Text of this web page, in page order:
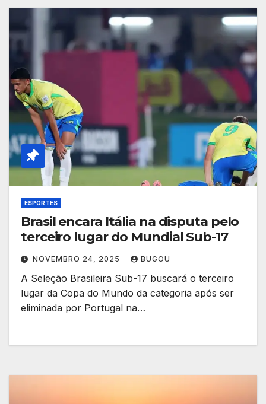
ESPORTES
Brasil encara Itália na disputa pelo
terceiro lugar do Mundial Sub-17
NOVEMBRO 24, 2025 BUGOU
A Seleção Brasileira Sub-17 buscará o terceiro
lugar da Copa do Mundo da categoria após ser
eliminada por Portugal na…